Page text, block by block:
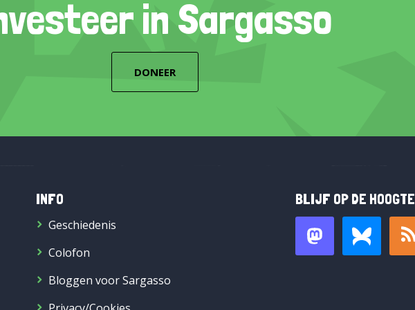
in Sargasso
DONEER
INFO
Geschiedenis
Colofon
Bloggen voor Sargasso
BLIJF OP DE HOOGTE